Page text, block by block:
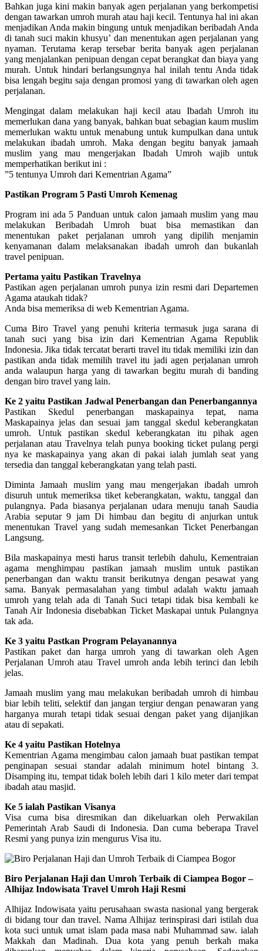
Bahkan juga kini makin banyak agen perjalanan yang berkompetisi
dengan tawarkan umroh murah atau haji kecil. Tentunya hal ini akan
menjadikan Anda makin bingung untuk menjadikan beribadah Anda
di tanah suci makin khusyu’ dan menentukan agen perjalanan yang
nyaman. Terutama kerap tersebar berita banyak agen perjalanan
yang menjalankan penipuan dengan cepat berangkat dan biaya yang
murah. Untuk hindari berlangsungnya hal inilah tentu Anda tidak
bisa lengah begitu saja dengan promosi yang di tawarkan oleh agen
perjalanan.
Mengingat dalam melakukan haji kecil atau Ibadah Umroh itu
memerlukan dana yang banyak, bahkan buat sebagian kaum muslim
memerlukan waktu untuk menabung untuk kumpulkan dana untuk
melakukan ibadah umroh. Maka dengan begitu banyak jamaah
muslim yang mau mengerjakan Ibadah Umroh wajib untuk
memperhatikan berikut ini :
”5 tentunya Umroh dari Kementrian Agama”
Pastikan Program 5 Pasti Umroh Kemenag
Program ini ada 5 Panduan untuk calon jamaah muslim yang mau
melakukan Beribadah Umroh buat bisa memastikan dan
menentukan paket perjalanan umroh yang dipilih menjamin
kenyamanan dalam melaksanakan ibadah umroh dan bukanlah
travel penipuan.
Pertama yaitu Pastikan Travelnya
Pastikan agen perjalanan umroh punya izin resmi dari Departemen
Agama ataukah tidak?
Anda bisa memeriksa di web Kementrian Agama.
Cuma Biro Travel yang penuhi kriteria termasuk juga sarana di
tanah suci yang bisa izin dari Kementrian Agama Republik
Indonesia. Jika tidak tercatat berarti travel itu tidak memiliki izin dan
pastikan anda tidak memilih travel itu jadi agen perjalanan umroh
anda walaupun harga yang di tawarkan begitu murah di banding
dengan biro travel yang lain.
Ke 2 yaitu Pastikan Jadwal Penerbangan dan Penerbangannya
Pastikan Skedul penerbangan maskapainya tepat, nama
Maskapainya jelas dan sesuai jam tanggal skedul keberangkatan
umroh. Untuk pastikan skedul keberangkatan itu pihak agen
perjalanan atau Travelnya telah punya booking ticket pulang pergi
nya ke maskapainya yang akan di pakai ialah jumlah seat yang
tersedia dan tanggal keberangkatan yang telah pasti.
Diminta Jamaah muslim yang mau mengerjakan ibadah umroh
disuruh untuk memeriksa tiket keberangkatan, waktu, tanggal dan
pulangnya. Pada biasanya perjalanan udara menuju tanah Saudia
Arabia seputar 9 jam Di himbau dan begitu di anjurkan untuk
menentukan Travel yang sudah memesankan Ticket Penerbangan
Langsung.
Bila maskapainya mesti harus transit terlebih dahulu, Kementraian
agama menghimpau pastikan jamaah muslim untuk pastikan
penerbangan dan waktu transit berikutnya dengan pesawat yang
sama. Banyak permasalahan yang timbul adalah waktu jamaah
umroh yang telah ada di Tanah Suci tetapi tidak bisa kembali ke
Tanah Air Indonesia disebabkan Ticket Maskapai untuk Pulangnya
tak ada.
Ke 3 yaitu Pastkan Program Pelayanannya
Pastikan paket dan harga umroh yang di tawarkan oleh Agen
Perjalanan Umroh atau Travel umroh anda lebih terinci dan lebih
jelas.
Jamaah muslim yang mau melakukan beribadah umroh di himbau
biar lebih teliti, selektif dan jangan tergiur dengan penawaran yang
harganya murah tetapi tidak sesuai dengan paket yang dijanjikan
atau di sepakati.
Ke 4 yaitu Pastikan Hotelnya
Kementrian Agama mengimbau calon jamaah buat pastikan tempat
penginapan sesuai standar adalah minimum hotel bintang 3.
Disamping itu, tempat tidak boleh lebih dari 1 kilo meter dari tempat
ibadah atau masjid.
Ke 5 ialah Pastikan Visanya
Visa cuma bisa diresmikan dan dikeluarkan oleh Perwakilan
Pemerintah Arab Saudi di Indonesia. Dan cuma beberapa Travel
Resmi yang punya izin mengurus Visa itu.
Biro Perjalanan Haji dan Umroh Terbaik di Ciampea Bogor –
Alhijaz Indowisata Travel Umroh Haji Resmi
Alhijaz Indowisata yaitu perusahaan swasta nasional yang bergerak
di bidang tour dan travel. Nama Alhijaz terinspirasi dari istilah dua
kota suci untuk umat islam pada masa nabi Muhammad saw. ialah
Makkah dan Madinah. Dua kota yang penuh berkah maka